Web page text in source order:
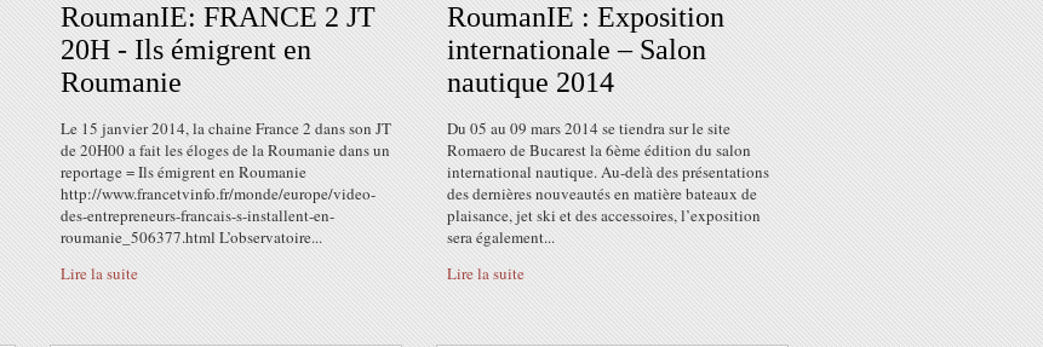
RoumanIE: FRANCE 2 JT
20H - Ils émigrent en
Roumanie
Le 15 janvier 2014, la chaine France 2 dans son JT
de 20H00 a fait les éloges de la Roumanie dans un
reportage = Ils émigrent en Roumanie
http://www.francetvinfo.fr/monde/europe/video-
des-entrepreneurs-francais-s-installent-en-
roumanie_506377.html L’observatoire...
Lire la suite
RoumanIE : Exposition
internationale – Salon
nautique 2014
Du 05 au 09 mars 2014 se tiendra sur le site
Romaero de Bucarest la 6ème édition du salon
international nautique. Au-delà des présentations
des dernières nouveautés en matière bateaux de
plaisance, jet ski et des accessoires, l’exposition
sera également...
Lire la suite